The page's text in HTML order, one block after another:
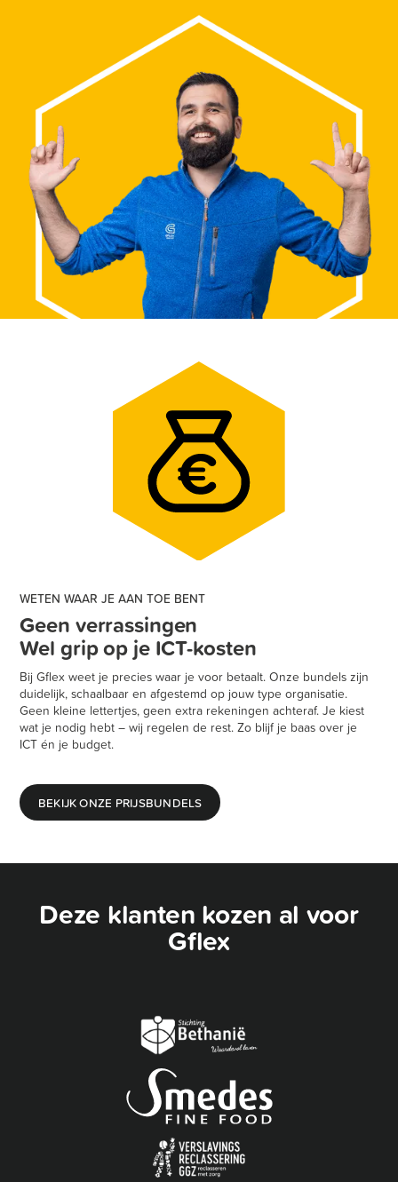
WETEN WAAR JE AAN TOE BENT
Geen verrassingen
Wel grip op je ICT-kosten
Bij Gflex weet je precies waar je voor betaalt. Onze bundels zijn
duidelijk, schaalbaar en afgestemd op jouw type organisatie.
Geen kleine lettertjes, geen extra rekeningen achteraf. Je kiest
wat je nodig hebt – wij regelen de rest. Zo blijf je baas over je
ICT én je budget.
BEKIJK ONZE PRIJSBUNDELS
Deze klanten kozen al voor
Gflex